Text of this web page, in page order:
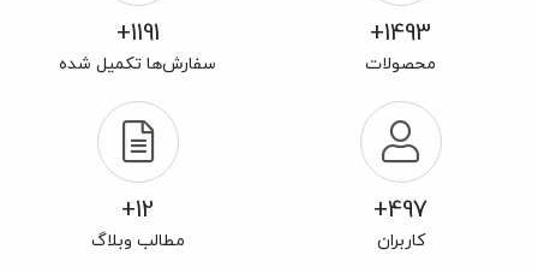
1493+
محصولات
1191+
سفارش‌ها تکمیل شده
497+
کاربران
12+
مطالب وبلاگ